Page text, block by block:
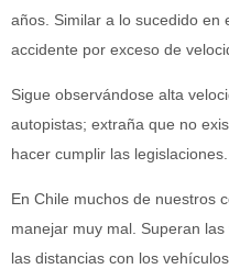
años. Similar a lo sucedido en
accidente por exceso de
Sigue observándose alta
autopistas; extraña que no
hacer cumplir las legislaciones.
En Chile muchos de nuestros
manejar muy mal. Superan
las distancias con los